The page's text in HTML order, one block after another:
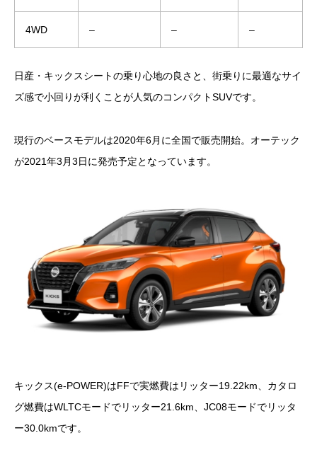
4WD – – –
日産・キックスシートの乗り心地の良さと、街乗りに最適なサイ
ズ感で小回りが利くことが人気のコンパクトSUVです。
現行のベースモデルは2020年6月に全国で販売開始。オーテック
が2021年3月3日に発売予定となっています。
キックス(e-POWER)はFFで実燃費はリッター19.22km、カタロ
グ燃費はWLTCモードでリッター21.6km、JC08モードでリッタ
ー30.0kmです。